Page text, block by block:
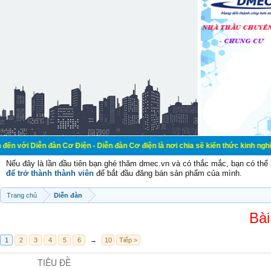
đàn Cơ Điện - Diễn đàn Cơ điện là nơi chia sẽ kiến thức kinh nghiệm
Nếu đây là lần đầu tiên bạn ghé thăm dmec.vn và có thắc mắc, bạn có
để trở thành thành viên để bắt đầu đăng bán sản phẩm của mình.
Trang chủ Diễn đàn
1 2 3 4 5 6 → 10 Tiếp >
TIÊU ĐỀ